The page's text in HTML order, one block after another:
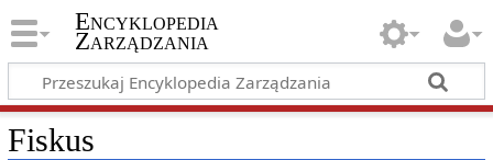
Encyklopedia
Zarządzania
Fiskus